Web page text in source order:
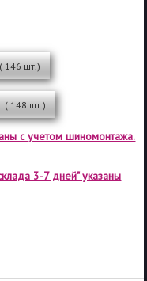
( 146 шт.)
( 148 шт.)
с учетом шиномонтажа.
3-7 дней" указаны